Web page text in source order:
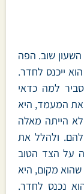
שוב. הפה
ייכנס לחדר.
למה כדאי
את המעמד, היא
הייתה מאלה
ולהלל את
על הצד הטוב
שהוא מקום, היא
נכנס לחדר.